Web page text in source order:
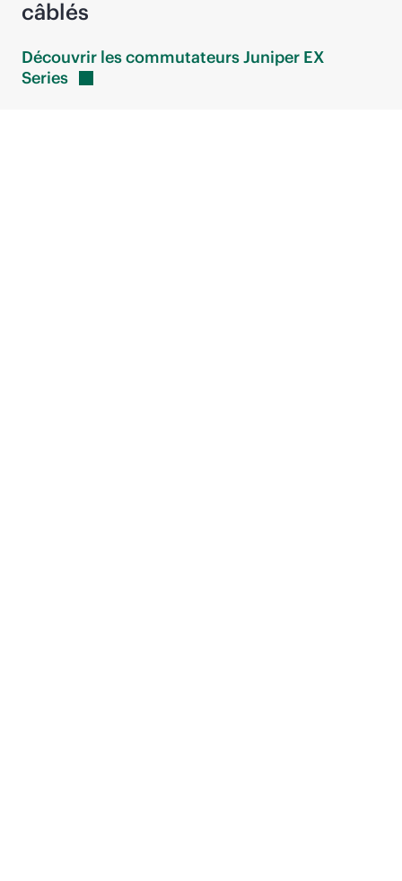
câblés
Découvrir les commutateurs Juniper EX
Series